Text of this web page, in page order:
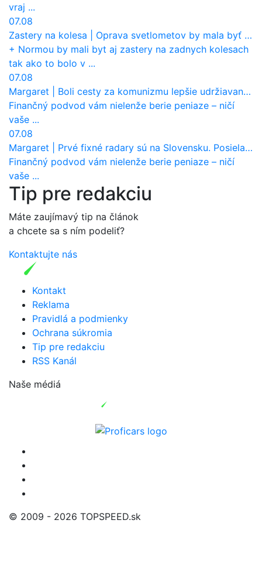
vraj ...
07.08
Zastery na kolesa
Oprava svetlometov by mala byť normou. Jeden nový dnes stojí priemerne 1251 eur!
+ Normou by mali byt aj zastery na zadnych kolesach
tak ako to bolo v ...
07.08
Margaret
Boli cesty za komunizmu lepšie udržiavané ako dnes?
Finančný podvod vám nielenže berie peniaze – ničí
vaše ...
07.08
Margaret
Prvé fixné radary sú na Slovensku. Posielajú už pokuty? Ukáže ich Waze?
Finančný podvod vám nielenže berie peniaze – ničí
vaše ...
Tip pre redakciu
Máte zaujímavý tip na článok
a chcete sa s ním podeliť?
Kontaktujte nás
Kontakt
Reklama
Pravidlá a podmienky
Ochrana súkromia
Tip pre redakciu
RSS Kanál
Naše médiá
© 2009 - 2026 TOPSPEED.sk